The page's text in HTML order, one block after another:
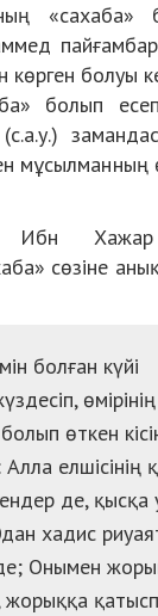
«сахаба»
пайғамбар
көрген болуы
болып
мұсылманның
Ибн Хажар
сөзіне
болған күйі
өткен
елшісінің
де, қысқа
хадис
Онымен
жорыққа